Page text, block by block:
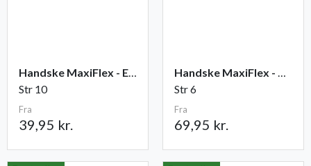
Handske MaxiFlex - Elite
Str 10
Fra
39,95 kr.
Handske MaxiFlex - Cut
Str 6
Fra
69,95 kr.